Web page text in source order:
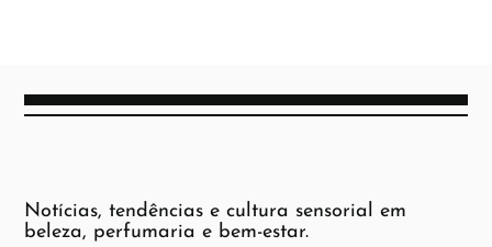
Notícias, tendências e cultura sensorial em
beleza, perfumaria e bem-estar.